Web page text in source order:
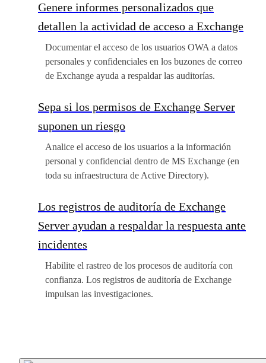
Genere informes personalizados que
detallen la actividad de acceso a Exchange
Documentar el acceso de los usuarios OWA a datos
personales y confidenciales en los buzones de correo
de Exchange ayuda a respaldar las auditorías.
Sepa si los permisos de Exchange Server
suponen un riesgo
Analice el acceso de los usuarios a la información
personal y confidencial dentro de MS Exchange (en
toda su infraestructura de Active Directory).
Los registros de auditoría de Exchange
Server ayudan a respaldar la respuesta ante
incidentes
Habilite el rastreo de los procesos de auditoría con
confianza. Los registros de auditoría de Exchange
impulsan las investigaciones.